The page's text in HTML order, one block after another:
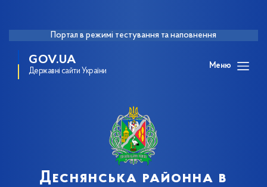
Портал в режимі тестування та наповнення
GOV.UA
Державні сайти України
Меню
Деснянська районна в